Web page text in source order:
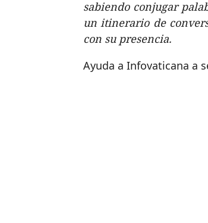
sabiendo conjugar
un itinerario de
con su presencia.
Ayuda a Infovaticana a